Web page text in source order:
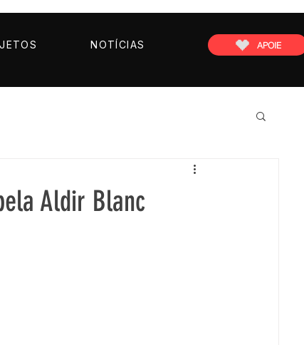
NOTÍCIAS APOIE
Aldir Blanc